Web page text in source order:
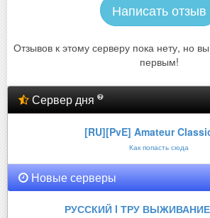
Написать отзыв
Отзывов к этому серверу пока нету, но
первым!
Сервер дня
[RU][PvE] Amateur
Как попасть сюда
Новые серверы
РУССКИЙ l ТРУ